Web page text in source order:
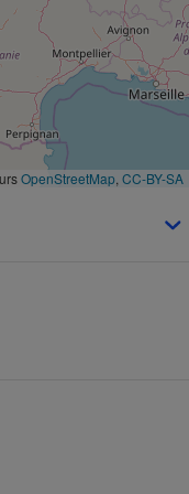
OpenStreetMap CC-BY-SA
Complément
alimentaire
emprunteur
électroménager -
Mutuelle